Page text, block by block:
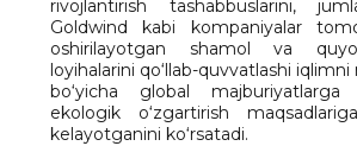
rivojlantirish tashabbuslarini,
Goldwind kabi kompaniyalar
oshirilayotgan shamol va
loyihalarini qo‘llab-quvvatlashi
bo‘yicha global
ekologik o‘zgartirish
kelayotganini ko‘rsatadi.